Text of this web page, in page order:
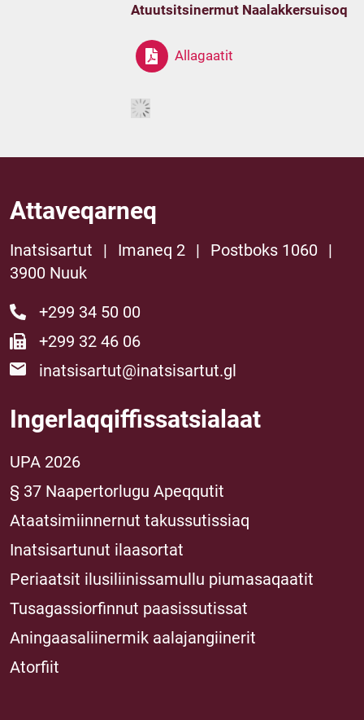
Atuutsitsinermut Naalakkersuisoq
Allagaatit
Attaveqarneq
Inatsisartut | Imaneq 2 | Postboks 1060
|
3900 Nuuk
+299 34 50 00
+299 32 46 06
inatsisartut@inatsisartut.gl
Ingerlaqqiffissatsialaat
UPA 2026
§ 37 Naapertorlugu Apeqqutit
Ataatsimiinnernut takussutissiaq
Inatsisartunut ilaasortat
Periaatsit ilusiliinissamullu piumasaqaatit
Tusagassiorfinnut paasissutissat
Aningaasaliinermik aalajangiinerit
Atorfiit